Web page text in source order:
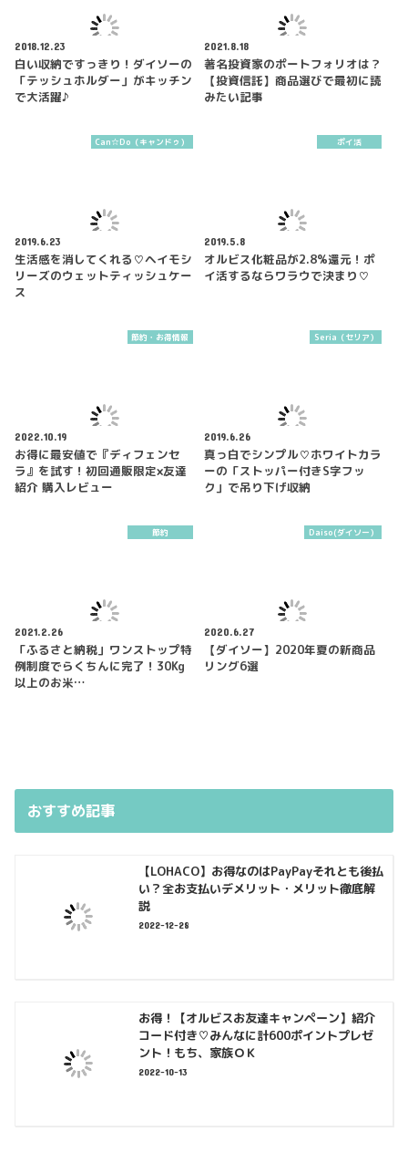
2018.12.23
白い収納ですっきり！ダイソーの
「テッシュホルダー」がキッチン
で大活躍♪
2021.8.18
著名投資家のポートフォリオは？
【投資信託】商品選びで最初に読
みたい記事
Can☆Do（キャンドゥ）
2019.6.23
生活感を消してくれる♡ヘイモシ
リーズのウェットティッシュケー
ス
ポイ活
2019.5.8
オルビス化粧品が2.8%還元！ポ
イ活するならワラウで決まり♡
節約・お得情報
2022.10.19
お得に最安値で『ディフェンセ
ラ』を試す！初回通販限定×友達
紹介 購入レビュー
Seria（セリア）
2019.6.26
真っ白でシンプル♡ホワイトカラ
ーの「ストッパー付きS字フッ
ク」で吊り下げ収納
節約
2021.2.26
「ふるさと納税」ワンストップ特
例制度でらくちんに完了！30Kg
以上のお米…
Daiso(ダイソー）
2020.6.27
【ダイソー】2020年夏の新商品
リング6選
おすすめ記事
【LOHACO】お得なのはPayPayそれとも後払
い？全お支払いデメリット・メリット徹底解
説
2022-12-28
お得！【オルビスお友達キャンペーン】紹介
コード付き♡みんなに計600ポイントプレゼ
ント！もち、家族ＯＫ
2022-10-13